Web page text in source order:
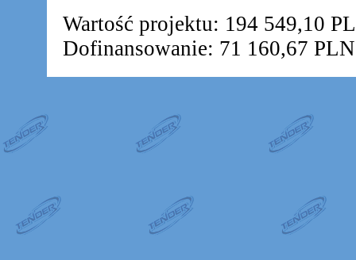
Wartość projektu: 194 549,10
Dofinansowanie: 71 160,67 PLN